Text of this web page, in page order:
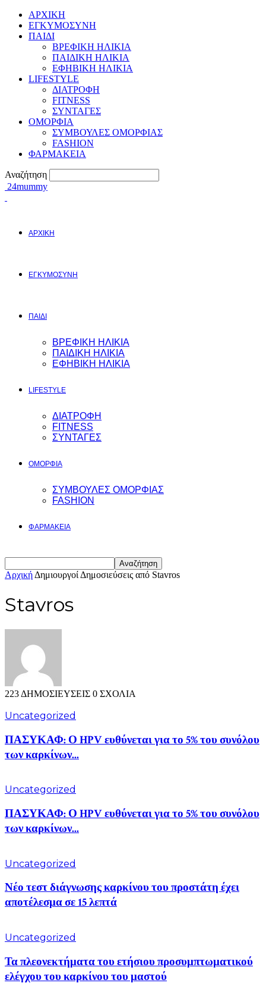
ΑΡΧΙΚΗ
ΕΓΚΥΜΟΣYΝΗ
ΠΑΙΔΙ
ΒΡΕΦΙΚΗ ΗΛΙΚΙΑ
ΠΑΙΔΙΚΗ ΗΛΙΚΙΑ
ΕΦΗΒΙΚΗ ΗΛΙΚΙΑ
LIFESTYLE
ΔΙΑΤΡΟΦΗ
FITNESS
ΣΥΝΤΑΓΕΣ
ΟΜΟΡΦΙΑ
ΣΥΜΒΟΥΛΕΣ ΟΜΟΡΦΙΑΣ
FASHION
ΦΑΡΜΑΚΕΙΑ
Αναζήτηση
24mummy
ΑΡΧΙΚΗ
ΕΓΚΥΜΟΣYΝΗ
ΠΑΙΔΙ
ΒΡΕΦΙΚΗ ΗΛΙΚΙΑ
ΠΑΙΔΙΚΗ ΗΛΙΚΙΑ
ΕΦΗΒΙΚΗ ΗΛΙΚΙΑ
LIFESTYLE
ΔΙΑΤΡΟΦΗ
FITNESS
ΣΥΝΤΑΓΕΣ
ΟΜΟΡΦΙΑ
ΣΥΜΒΟΥΛΕΣ ΟΜΟΡΦΙΑΣ
FASHION
ΦΑΡΜΑΚΕΙΑ
Αρχική Δημιουργοί Δημοσιεύσεις από Stavros
Stavros
223 ΔΗΜΟΣΙΕΥΣΕΙΣ 0 ΣΧΟΛΙΑ
Uncategorized
ΠΑΣΥΚΑΦ: Ο HPV ευθύνεται για το 5% του συνόλου
των καρκίνων...
Uncategorized
ΠΑΣΥΚΑΦ: Ο HPV ευθύνεται για το 5% του συνόλου
των καρκίνων...
Uncategorized
Νέο τεστ διάγνωσης καρκίνου του προστάτη έχει
αποτέλεσμα σε 15 λεπτά
Uncategorized
Τα πλεονεκτήματα του ετήσιου προσυμπτωματικού
ελέγχου του καρκίνου του μαστού